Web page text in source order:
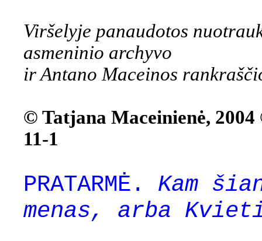
Viršelyje panaudotos
asmeninio archyvo
ir Antano Maceinos
© Tatjana Maceinienė,
11-1
PRATARMĖ.
Kam
menas, arba